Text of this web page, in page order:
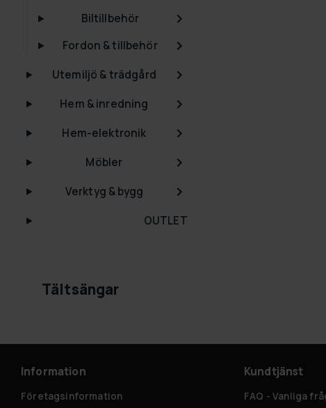
Biltillbehör
Fordon & tillbehör
Utemiljö & trädgård
Hem & inredning
Hem-elektronik
Möbler
Verktyg & bygg
OUTLET
Tältsängar
Information
Företagsinformation
Kundtjänst
FAQ - Vanliga